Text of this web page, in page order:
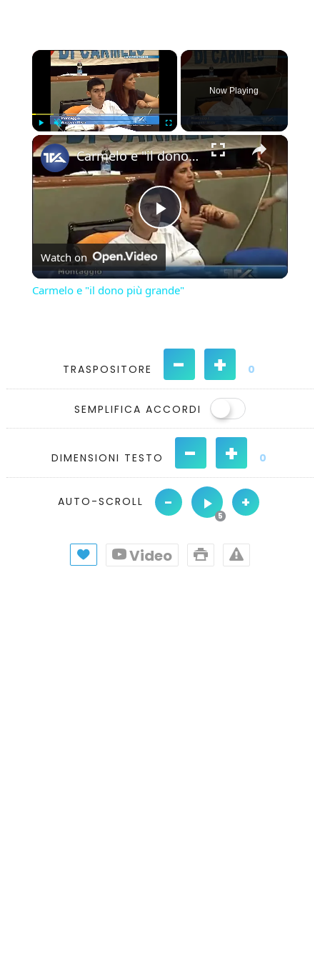
×
Play Unmute Fullscreen
Now Playing
×
Play
Video
Carmelo e "il dono più grande"
Watch on
Carmelo e "il dono più grande"
TRASPOSITORE - + 0
SEMPLIFICA ACCORDI
DIMENSIONI TESTO - + 0
AUTO-SCROLL - +
Video